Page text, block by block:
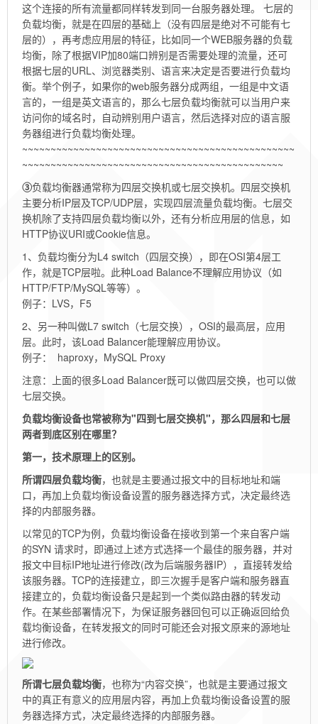
这个连接的所有流量都同样转发到同一台服务器处理。 七层的
负载均衡，就是在四层的基础上（没有四层是绝对不可能有七
层的），再考虑应用层的特征，比如同一个WEB服务器的负载
均衡，除了根据VIP加80端口辨别是否需要处理的流量，还可
根据七层的URL、浏览器类别、语言来决定是否要进行负载均
衡。举个例子，如果你的web服务器分成两组，一组是中文语
言的，一组是英文语言的，那么七层负载均衡就可以当用户来
访问你的域名时，自动辨别用户语言，然后选择对应的语言服
务器组进行负载均衡处理。
~~~~~~~~~~~~~~~~~~~~~~~~~~~~~~~~~~~~~~~~~~~~~~~~
~~~~~~~~~~~~~~~~~~~~~~~~~~~~~~~~~~~~~~~~~~~~~~
③负载均衡器通常称为四层交换机或七层交换机。四层交换机
主要分析IP层及TCP/UDP层，实现四层流量负载均衡。七层交
换机除了支持四层负载均衡以外，还有分析应用层的信息，如
HTTP协议URI或Cookie信息。
1、负载均衡分为L4 switch（四层交换），即在OSI第4层工
作，就是TCP层啦。此种Load Balance不理解应用协议（如
HTTP/FTP/MySQL等等）。
例子：LVS，F5
2、另一种叫做L7 switch（七层交换），OSI的最高层，应用
层。此时，该Load Balancer能理解应用协议。
例子： haproxy，MySQL Proxy
注意：上面的很多Load Balancer既可以做四层交换，也可以做
七层交换。
负载均衡设备也常被称为"四到七层交换机"，那么四层和七层
两者到底区别在哪里？
第一，技术原理上的区别。
所谓四层负载均衡，也就是主要通过报文中的目标地址和端
口，再加上负载均衡设备设置的服务器选择方式，决定最终选
择的内部服务器。
以常见的TCP为例，负载均衡设备在接收到第一个来自客户端
的SYN 请求时，即通过上述方式选择一个最佳的服务器，并对
报文中目标IP地址进行修改(改为后端服务器IP），直接转发给
该服务器。TCP的连接建立，即三次握手是客户端和服务器直
接建立的，负载均衡设备只是起到一个类似路由器的转发动
作。在某些部署情况下，为保证服务器回包可以正确返回给负
载均衡设备，在转发报文的同时可能还会对报文原来的源地址
进行修改。
所谓七层负载均衡，也称为“内容交换”，也就是主要通过报文
中的真正有意义的应用层内容，再加上负载均衡设备设置的服
务器选择方式，决定最终选择的内部服务器。